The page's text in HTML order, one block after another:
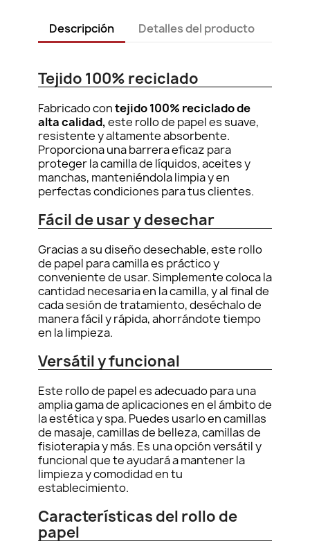
Descripción Detalles del producto
Tejido 100% reciclado
Fabricado contejido 100% reciclado de
alta calidad, este rollo de papel es suave,
resistente y altamente absorbente.
Proporciona una barrera eficaz para
proteger la camilla de líquidos, aceites y
manchas, manteniéndola limpia y en
perfectas condiciones para tus clientes.
Fácil de usar y desechar
Gracias a su diseño desechable, este rollo
de papel para camilla es práctico y
conveniente de usar. Simplemente coloca la
cantidad necesaria en la camilla, y al final de
cada sesión de tratamiento, deséchalo de
manera fácil y rápida, ahorrándote tiempo
en la limpieza.
Versátil y funcional
Este rollo de papel es adecuado para una
amplia gama de aplicaciones en el ámbito de
la estética y spa. Puedes usarlo en camillas
de masaje, camillas de belleza, camillas de
fisioterapia y más. Es una opción versátil y
funcional que te ayudará a mantener la
limpieza y comodidad en tu
establecimiento.
Características del rollo de
papel